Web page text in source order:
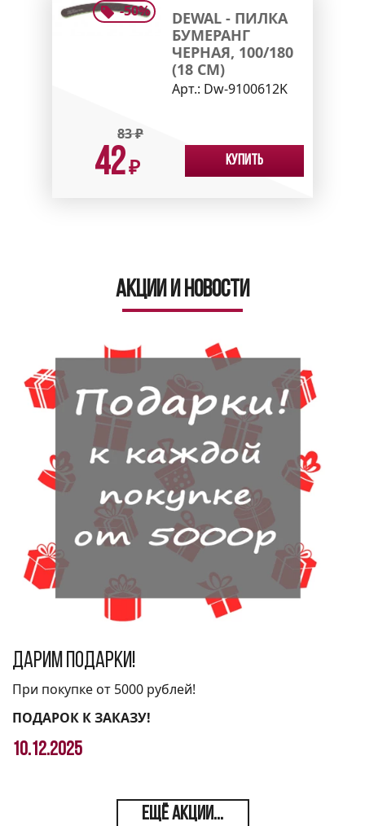
-50%
DEWAL - ПИЛКА
БУМЕРАНГ
ЧЕРНАЯ, 100/180
(18 СМ)
Арт.: Dw-9100612K
83₽
42₽ Купить
Акции и новости
Дарим подарки!
При покупке от 5000 рублей!
ПОДАРОК К ЗАКАЗУ!
10.12.2025
ЕЩЁ АКЦИИ...